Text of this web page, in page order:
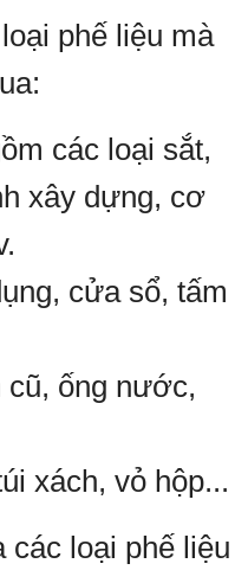
phế liệu mà
các loại sắt,
xây dựng, cơ
cửa sổ, tấm
cũ, ống nước,
xách, vỏ hộp...
các loại phế liệu